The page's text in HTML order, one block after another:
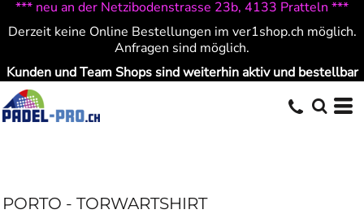
*** neu an der Netzibodenstrasse 23b, 4133 Pratteln ***
Derzeit keine Online Bestellungen im ver1shop.ch möglich.
Anfragen sind möglich.
Kunden und Team Shops sind weiterhin aktiv und bestellbar
PORTO - TORWARTSHIRT